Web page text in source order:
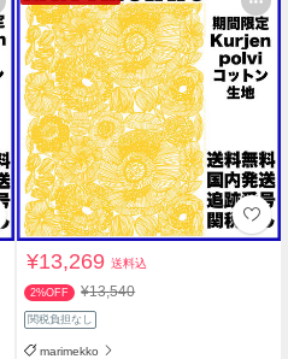
¥13,269送料込
2%OFF ¥13,540
関税負担なし
marimekko